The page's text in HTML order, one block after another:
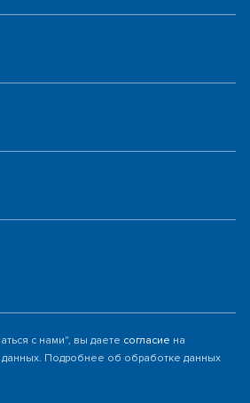
с нами", вы даете согласие на
данных. Подробнее об обработке данных